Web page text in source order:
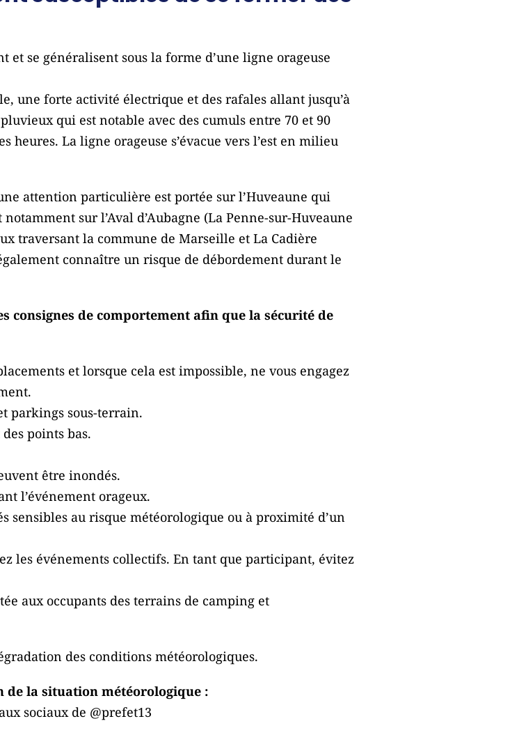
et se généralisent sous la forme d’une ligne orageuse
une forte activité électrique et des rafales allant jusqu’à
qui est notable avec des cumuls entre 70 et 90
heures. La ligne orageuse s’évacue vers l’est en milieu
attention particulière est portée sur l’Huveaune qui
sur l’Aval d’Aubagne (La Penne-sur-Huveaune
traversant la commune de Marseille et La Cadière
connaître un risque de débordement durant le
consignes de comportement afin que la sécurité de
et lorsque cela est impossible, ne vous engagez
parkings sous-terrain.
points bas.
être inondés.
l’événement orageux.
sensibles au risque météorologique ou à proximité d’un
les événements collectifs. En tant que participant, évitez
aux occupants des terrains de camping et
des conditions météorologiques.
de la situation météorologique :
sociaux de @prefet13